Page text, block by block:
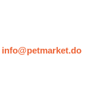
info@petmarket.do